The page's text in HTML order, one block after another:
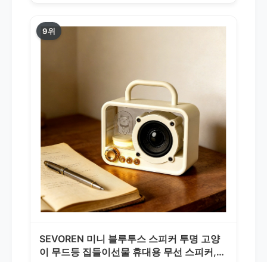
9위
SEVOREN 미니 블루투스 스피커 투명 고양
이 무드등 집들이선물 휴대용 무선 스피커,